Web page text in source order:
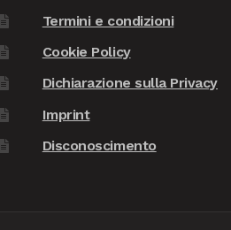
Termini e condizioni
Cookie Policy
Dichiarazione sulla Privacy
Imprint
Disconoscimento